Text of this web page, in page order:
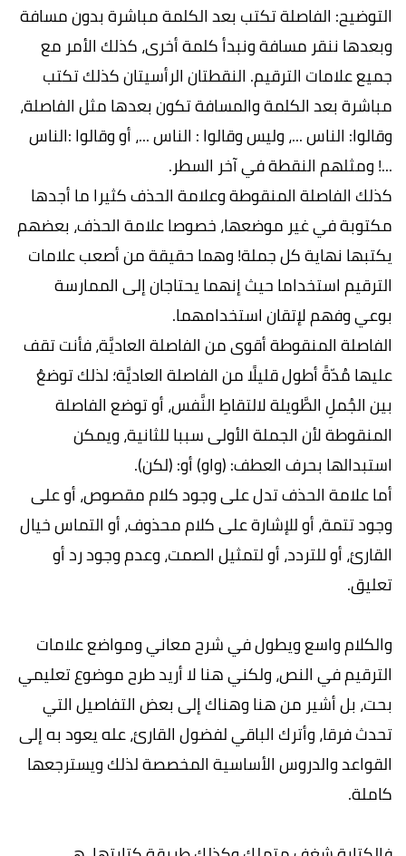
التوضيح: الفاصلة تكتب بعد الكلمة مباشرة بدون مسافة
وبعدها ننقر مسافة ونبدأ كلمة أخرى، كذلك الأمر مع
جميع علامات الترقيم. النقطتان الرأسيتان كذلك تكتب
مباشرة بعد الكلمة والمسافة تكون بعدها مثل الفاصلة،
وقالوا: الناس ...، وليس وقالوا : الناس ...، أو وقالوا :الناس
...! ومثلهم النقطة في آخر السطر.
كذلك الفاصلة المنقوطة وعلامة الحذف كثيرا ما أجدها
مكتوبة في غير موضعها، خصوصا علامة الحذف، بعضهم
يكتبها نهاية كل جملة! وهما حقيقة من أصعب علامات
الترقيم استخداما حيث إنهما يحتاجان إلى الممارسة
بوعي وفهم لإتقان استخدامهما.
الفاصلة المنقوطة أقوى من الفاصلة العاديَّة، فأنت تقف
عليها مُدّةً أطول قليلًا من الفاصلة العاديَّة؛ لذلك توضعُ
بين الجُملِ الطَّويلة لالتقاطِ النَّفس، أو توضع الفاصلة
المنقوطة لأن الجملة الأولى سببا للثانية، ويمكن
استبدالها بحرف العطف: (واو) أو: (لكن).
أما علامة الحذف تدل على وجود كلام مقصوص، أو على
وجود تتمة، أو للإشارة على كلام محذوف، أو التماس خيال
القارئ، أو للتردد، أو لتمثيل الصمت، وعدم وجود رد أو
تعليق.
والكلام واسع ويطول في شرح معاني ومواضع علامات
الترقيم في النص، ولكني هنا لا أريد طرح موضوع تعليمي
بحت، بل أشير من هنا وهناك إلى بعض التفاصيل التي
تحدث فرقا، وأترك الباقي لفضول القارئ، عله يعود به إلى
القواعد والدروس الأساسية المخصصة لذلك ويسترجعها
كاملة.